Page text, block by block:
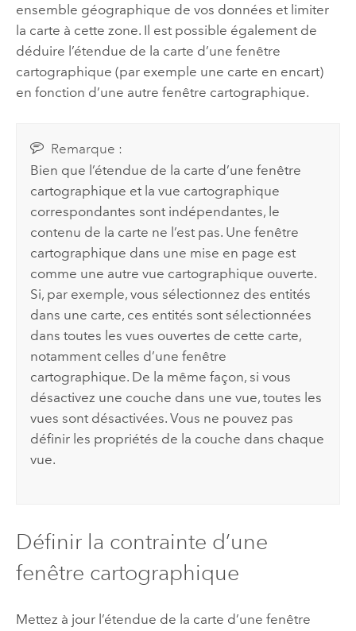
ensemble géographique de vos données et limiter
la carte à cette zone. Il est possible également de
déduire l’étendue de la carte d’une fenêtre
cartographique (par exemple une carte en encart)
en fonction d’une autre fenêtre cartographique.
Remarque :
Bien que l’étendue de la carte d’une fenêtre
cartographique et la vue cartographique
correspondantes sont indépendantes, le
contenu de la carte ne l’est pas. Une fenêtre
cartographique dans une mise en page est
comme une autre vue cartographique ouverte.
Si, par exemple, vous sélectionnez des entités
dans une carte, ces entités sont sélectionnées
dans toutes les vues ouvertes de cette carte,
notamment celles d’une fenêtre
cartographique. De la même façon, si vous
désactivez une couche dans une vue, toutes les
vues sont désactivées. Vous ne pouvez pas
définir les propriétés de la couche dans chaque
vue.
Définir la contrainte d’une
fenêtre cartographique
Mettez à jour l’étendue de la carte d’une fenêtre